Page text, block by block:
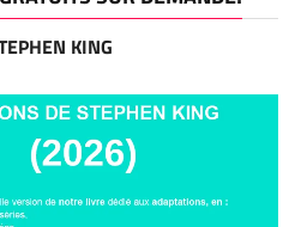
KING